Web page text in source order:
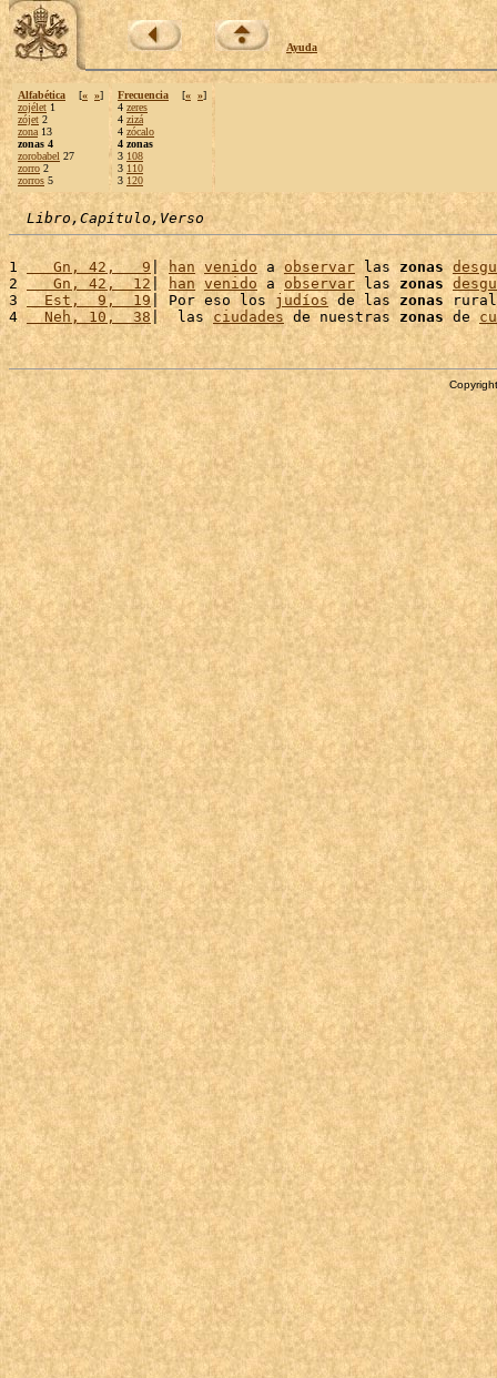
Ayuda
Alfabética [« »]
zojélet 1
zójet 2
zona 13
zonas 4
zorobabel 27
zorro 2
zorros 5
Frecuencia [« »]
4 zeres
4 zizá
4 zócalo
4 zonas
3 108
3 110
3 120
Libro,Capítulo,Verso
1
   Gn, 42,   9
| han venido a observar las zonas
2
   Gn, 42,  12
| han venido a observar las zonas
3
  Est,  9,  19
| Por eso los judíos de las zonas
4
  Neh, 10,  38
|  las ciudades de nuestras zonas de